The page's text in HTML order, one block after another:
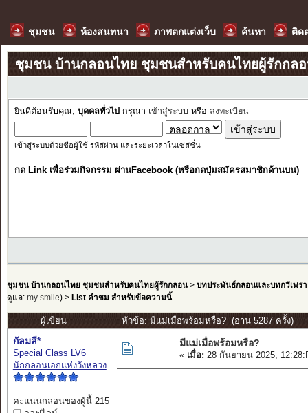
ชุมชน ห้องสนทนา ภาพตกแต่งเว็บ ค้นหา ติด
ชุมชน บ้านกลอนไทย ชุมชนสำหรับคนไทยผู้รักกล
ยินดีต้อนรับคุณ, บุคคลทั่วไป กรุณา เข้าสู่ระบบ หรือ ลงทะเบียน
เข้าสู่ระบบด้วยชื่อผู้ใช้ รหัสผ่าน และระยะเวลาในเซสชั่น
กด Link เพื่อร่วมกิจกรรม ผ่านFacebook (หรือกดปุ่มสมัครสมาชิกด้านบน)
ชุมชน บ้านกลอนไทย ชุมชนสำหรับคนไทยผู้รักกลอน> บทประพันธ์กลอนและบทกวีเพรา
ดูแล: my smile) > List คำชม สำหรับข้อความนี้
ผู้เขียน หัวข้อ: มีแม่เมื่อพร้อมหรือ? (อ่าน 5287 ครั้ง)
กัลมลี*
Special Class LV6
นักกลอนเอกแห่งวังหลวง
คะแนนกลอนของผู้นี้ 215
มีแม่เมื่อพร้อมหรือ?
« เมื่อ: 28 กันยายน 2025,